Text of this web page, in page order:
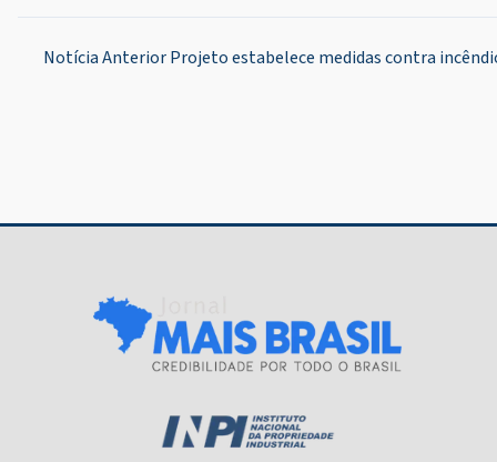
Navegação
Notícia AnteriorProjeto estabelece medidas contra